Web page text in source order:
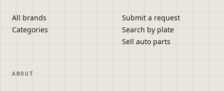
All brands
Categories
Submit a request
Search by plate
Sell auto parts
ABOUT